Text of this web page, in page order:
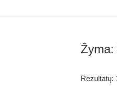
Žyma:
Rezultatų: